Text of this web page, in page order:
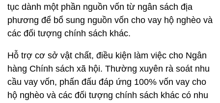
tục dành một phần nguồn vốn từ ngân sách địa
phương để bổ sung nguồn vốn cho vay hộ nghèo và
các đối tượng chính sách khác.
Hỗ trợ cơ sở vật chất, điều kiện làm việc cho Ngân
hàng Chính sách xã hội. Thường xuyên rà soát nhu
cầu vay vốn, phấn đấu đáp ứng 100% vốn vay cho
hộ nghèo và các đối tượng chính sách khác có nhu